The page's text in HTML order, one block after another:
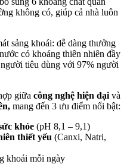
không có, giúp cả nhà luôn
sảng khoái: dễ dàng thưởng
có khoáng thiên nhiên đầy
tiêu dùng với 97% người
giữa công nghệ hiện đại và
mang đến 3 ưu điểm nổi bật:
khỏe (pH 8,1 – 9,1)
thiết yếu (Canxi, Natri,
khoái mỗi ngày